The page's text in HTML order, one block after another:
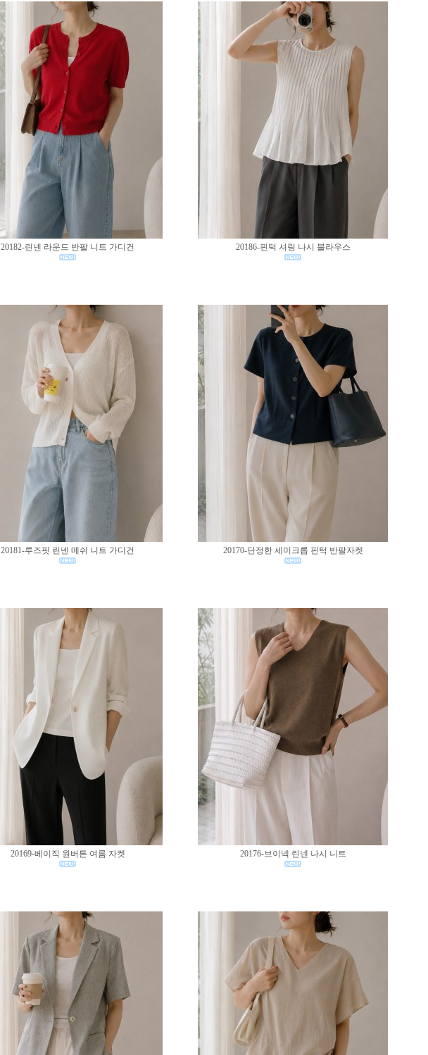
20182-린넨 라운드 반팔 니트 가디건 20186-핀턱 셔링 나시 블라우스
20181-루즈핏 린넨 메쉬 니트 가디건 20170-단정한 세미크롭 핀턱 반팔자켓
20169-베이직 원버튼 여름 자켓 20176-브이넥 린넨 나시 니트